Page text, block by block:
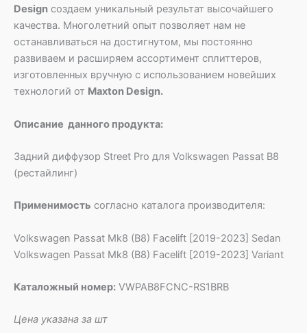
Design создаем уникальный результат высочайшего
качества. Многолетний опыт позволяет нам не
останавливаться на достигнутом, мы постоянно
развиваем и расширяем ассортимент сплиттеров,
изготовленных вручную с использованием новейших
технологий от Maxton Design.
Описание данного продукта:
Задний диффузор Street Pro для Volkswagen Passat B8
(рестайлинг)
Применимость согласно каталога производителя:
Volkswagen Passat Mk8 (B8) Facelift [2019-2023] Sedan
Volkswagen Passat Mk8 (B8) Facelift [2019-2023] Variant
Каталожный номер: VWPAB8FCNC-RS1BRB
Цена указана за шт